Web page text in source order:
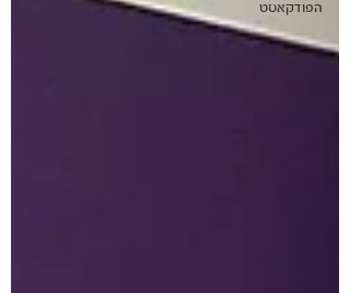
הפודקאסט